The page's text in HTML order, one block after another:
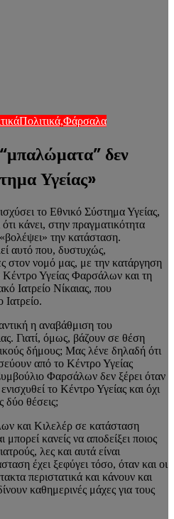
Πολιτικά,Φάρσαλα
δεν
Υγείας»
το Εθνικό Σύστημα Υγείας,
κάνει, στην πραγματικότητα
την κατάσταση.
αυτό που, δυστυχώς,
στον νομό μας, με την κατάργηση
Υγείας Φαρσάλων και τη
Ιατρείο Νίκαιας, που
η αναβάθμιση του
Γιατί, όμως, βάζουν σε θέση
δήμους; Μας λένε δηλαδή ότι
από το Κέντρο Υγείας
Φαρσάλων δεν ξέρει όταν
το Κέντρο Υγείας και όχι
δύο θέσεις;
και Κιλελέρ σε κατάσταση
μπορεί κανείς να αποδείξει ποιος
λες και αυτά είναι
έχει ξεφύγει τόσο, όταν και οι
περιστατικά και κάνουν και
καθημερινές μάχες για τους